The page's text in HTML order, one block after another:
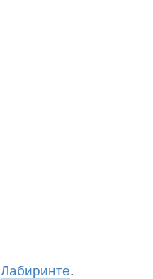
Лабиринте.